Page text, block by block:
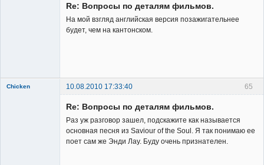
Re: Вопросы по деталям фильмов.
На мой взгляд английская версия позажигательнее
будет, чем на кантонском.
65
Chicken
10.08.2010 17:33:40
Re: Вопросы по деталям фильмов.
Раз уж разговор зашел, подскажите как называется
основная песня из Saviour of the Soul. Я так понимаю ее
поет сам же Энди Лау. Буду очень признателен.